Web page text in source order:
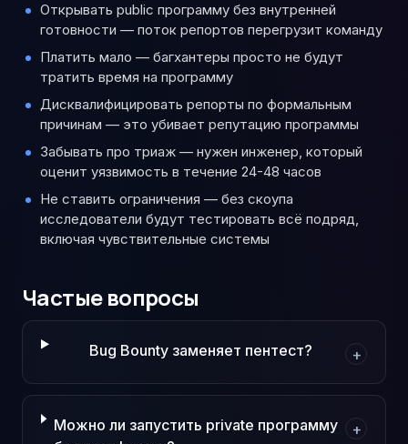
Открывать public программу без внутренней
готовности — поток репортов перегрузит команду
Платить мало — багхантеры просто не будут
тратить время на программу
Дисквалифицировать репорты по формальным
причинам — это убивает репутацию программы
Забывать про триаж — нужен инженер, который
оценит уязвимость в течение 24-48 часов
Не ставить ограничения — без скоупа
исследователи будут тестировать всё подряд,
включая чувствительные системы
Частые вопросы
Bug Bounty заменяет пентест? +
Можно ли запустить private программу
+